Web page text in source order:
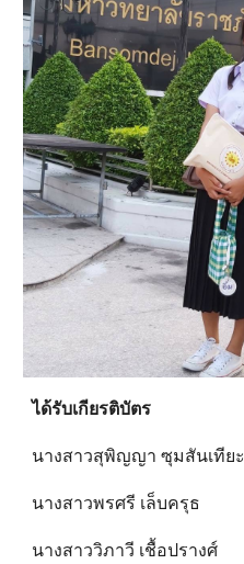
ได้รับเกียรติบัตร
นางสาวสุพิญญา ซุมสันเทียะ
นางสาวพรศรี เล็บครุธ
นางสาววิภาวี เชื้อปรางศ์